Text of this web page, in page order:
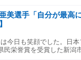
オリンピックで銅メダル
は、ショートプログラ
披露しました。 ■中井亜
分のものにできたらいい
は感じているけれど、
を見て、前を向いてし
美選手「自分が最高
今日も笑顔でした。日
民栄誉賞を受賞した新潟